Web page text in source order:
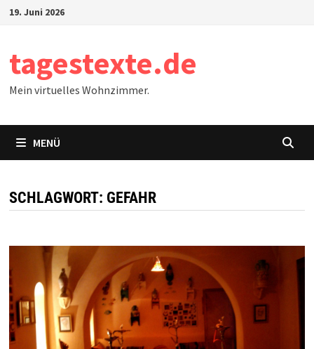
Zum19. Juni 2026
tagestexte.de
Mein virtuelles Wohnzimmer.
MENÜ
SCHLAGWORT: GEFAHR